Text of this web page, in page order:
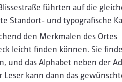
führten auf die
Standort- und typografische
den Merkmalen des Ortes
leicht finden können. Sie
und das Alphabet neben der
kann dann das